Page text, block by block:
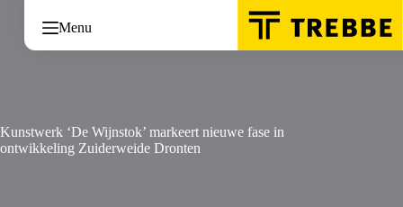
inhoud
Menu
Kunstwerk ‘De Wijnstok’ markeert nieuwe fase in
ontwikkeling Zuiderweide Dronten